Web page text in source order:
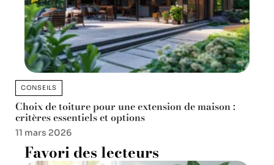
CONSEILS
Choix de toiture pour une extension de maison :
critères essentiels et options
11 mars 2026
Favori des lecteurs